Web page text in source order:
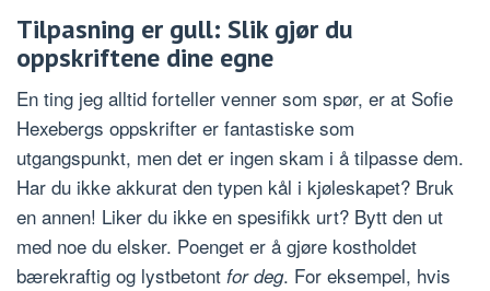
Tilpasning er gull: Slik gjør du
oppskriftene dine egne
En ting jeg alltid forteller venner som spør, er at Sofie
Hexebergs oppskrifter er fantastiske som
utgangspunkt, men det er ingen skam i å tilpasse dem.
Har du ikke akkurat den typen kål i kjøleskapet? Bruk
en annen! Liker du ikke en spesifikk urt? Bytt den ut
med noe du elsker. Poenget er å gjøre kostholdet
bærekraftig og lystbetont for deg. For eksempel, hvis